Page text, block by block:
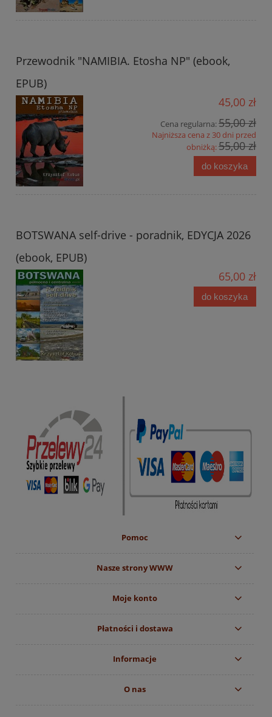
Przewodnik "NAMIBIA. Etosha NP" (ebook,
EPUB)
45,00 zł
Cena regularna:55,00 zł
Najniższa cena z 30 dni przed
obniżką:55,00 zł
do koszyka
BOTSWANA self-drive - poradnik, EDYCJA 2026
(ebook, EPUB)
65,00 zł
do koszyka
Pomoc
Nasze strony WWW
Moje konto
Płatności i dostawa
Informacje
O nas